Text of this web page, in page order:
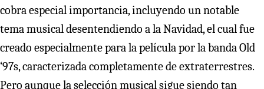
cobra especial importancia, incluyendo un notable
tema musical desentendiendo a la Navidad, el cual fue
creado especialmente para la película por la banda Old
‘97s, caracterizada completamente de extraterrestres.
Pero aunque la selección musical sigue siendo tan